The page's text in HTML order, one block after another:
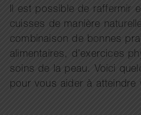
Il est possible de raffermir
cuisses de manière
combinaison de bonnes
alimentaires, d’exercices
soins de la peau. Voici
pour vous aider à atteindre